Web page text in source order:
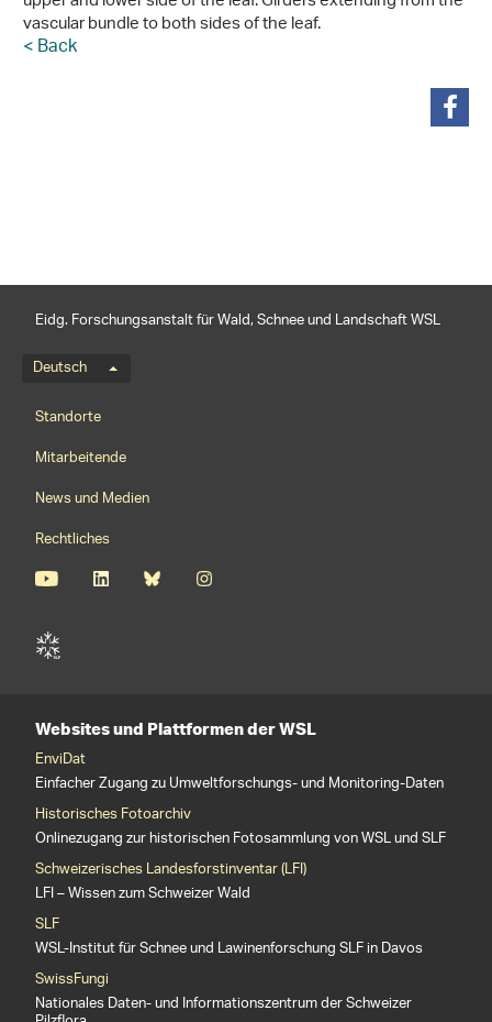
vascular bundle to both sides of the leaf.
< Back
Eidg. Forschungsanstalt für Wald, Schnee und Landschaft WSL
Sprachmenü
Deutsch
Footernavigation
Standorte
Mitarbeitende
News und Medien
Rechtliches
Websites und Plattformen der WSL
EnviDat
Einfacher Zugang zu Umweltforschungs- und Monitoring-Daten
Historisches Fotoarchiv
Onlinezugang zur historischen Fotosammlung von WSL und SLF
Schweizerisches Landesforstinventar (LFI)
LFI – Wissen zum Schweizer Wald
SLF
WSL-Institut für Schnee und Lawinenforschung SLF in Davos
SwissFungi
Nationales Daten- und Informationszentrum der Schweizer